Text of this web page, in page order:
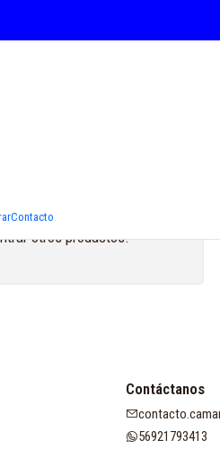
Contacto
otros productos.
Contáctanos
56921793413